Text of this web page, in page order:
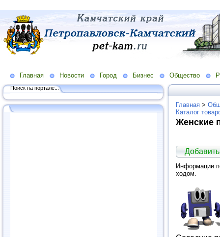
Главная Новости Город Бизнес Общество
Поиск на портале...
Главная >
Каталог
Женские
Информации
ходом.